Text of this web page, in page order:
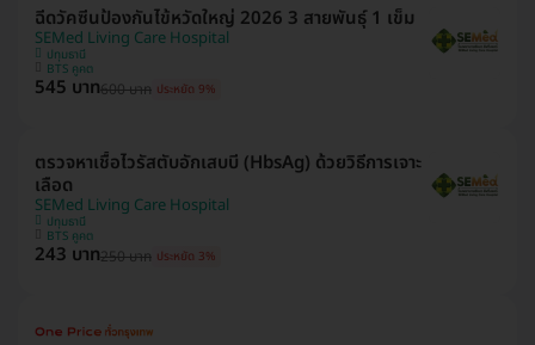
ฉีดวัคซีนป้องกันไข้หวัดใหญ่ 2026 3 สายพันธุ์ 1 เข็ม
SEMed Living Care Hospital
ปทุมธานี
BTS คูคต
545 บาท600 บาท ประหยัด 9%
ตรวจหาเชื้อไวรัสตับอักเสบบี (HbsAg) ด้วยวิธีการเจาะ
เลือด
SEMed Living Care Hospital
ปทุมธานี
BTS คูคต
243 บาท250 บาท ประหยัด 3%